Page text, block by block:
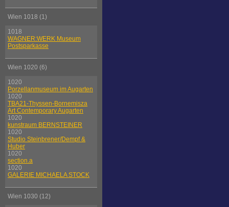
Wien 1018 (1)
1018
WAGNER:WERK Museum
Postsparkasse
Wien 1020 (6)
1020
Porzellanmuseum im Augarten
1020
TBA21-Thyssen-Bornemisza
Art Contemporary Augarten
1020
kunstraum BERNSTEINER
1020
Studio Steinbrener/Dempf &
Huber
1020
section.a
1020
GALERIE MICHAELA STOCK
Wien 1030 (12)